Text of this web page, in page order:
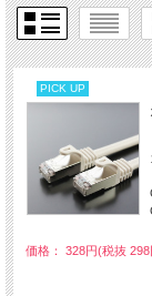
PICK UP
価格： 328円(税抜